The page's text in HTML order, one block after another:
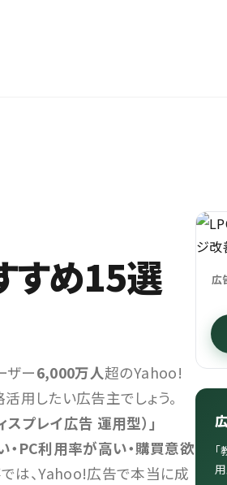
すめ15選
ザー6,000万人超のYahoo!
用したい広告主でしょう。
スプレイ広告 運用型）」
PC利用率が高い・購買意欲
は、Yahoo!広告で本当に成
広